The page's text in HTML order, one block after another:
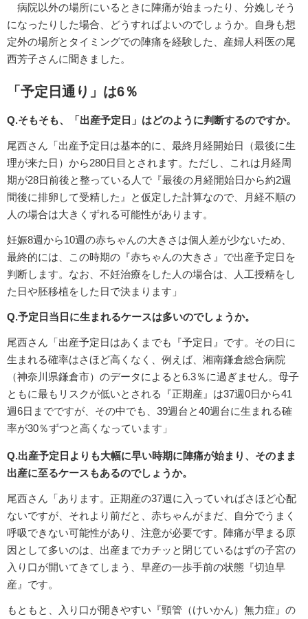
病院以外の場所にいるときに陣痛が始まったり、分娩しそう
になったりした場合、どうすればよいのでしょうか。自身も想
定外の場所とタイミングでの陣痛を経験した、産婦人科医の尾
西芳子さんに聞きました。
「予定日通り」は6％
Q.そもそも、「出産予定日」はどのように判断するのですか。
尾西さん「出産予定日は基本的に、最終月経開始日（最後に生
理が来た日）から280日目とされます。ただし、これは月経周
期が28日前後と整っている人で『最後の月経開始日から約2週
間後に排卵して受精した』と仮定した計算なので、月経不順の
人の場合は大きくずれる可能性があります。
妊娠8週から10週の赤ちゃんの大きさは個人差が少ないため、
最終的には、この時期の『赤ちゃんの大きさ』で出産予定日を
判断します。なお、不妊治療をした人の場合は、人工授精をし
た日や胚移植をした日で決まります」
Q.予定日当日に生まれるケースは多いのでしょうか。
尾西さん「出産予定日はあくまでも『予定日』です。その日に
生まれる確率はさほど高くなく、例えば、湘南鎌倉総合病院
（神奈川県鎌倉市）のデータによると6.3％に過ぎません。母子
ともに最もリスクが低いとされる『正期産』は37週0日から41
週6日までですが、その中でも、39週台と40週台に生まれる確
率が30％ずつと高くなっています」
Q.出産予定日よりも大幅に早い時期に陣痛が始まり、そのまま
出産に至るケースもあるのでしょうか。
尾西さん「あります。正期産の37週に入っていればさほど心配
ないですが、それより前だと、赤ちゃんがまだ、自分でうまく
呼吸できない可能性があり、注意が必要です。陣痛が早まる原
因として多いのは、出産までカチッと閉じているはずの子宮の
入り口が開いてきてしまう、早産の一歩手前の状態『切迫早
産』です。
もともと、入り口が開きやすい『頸管（けいかん）無力症』の